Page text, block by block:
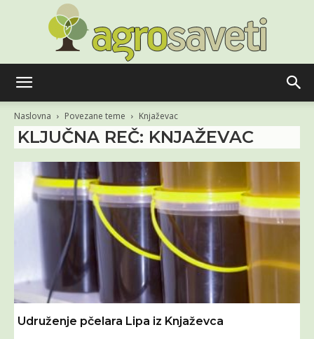
Naslovna Povezane teme Knjaževac
KLJUČNA REČ: KNJAŽEVAC
Udruženje pčelara Lipa iz Knjaževca